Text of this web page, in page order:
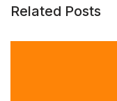
Related Posts